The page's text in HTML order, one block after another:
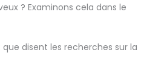
? Examinons cela dans le
disent les recherches sur la